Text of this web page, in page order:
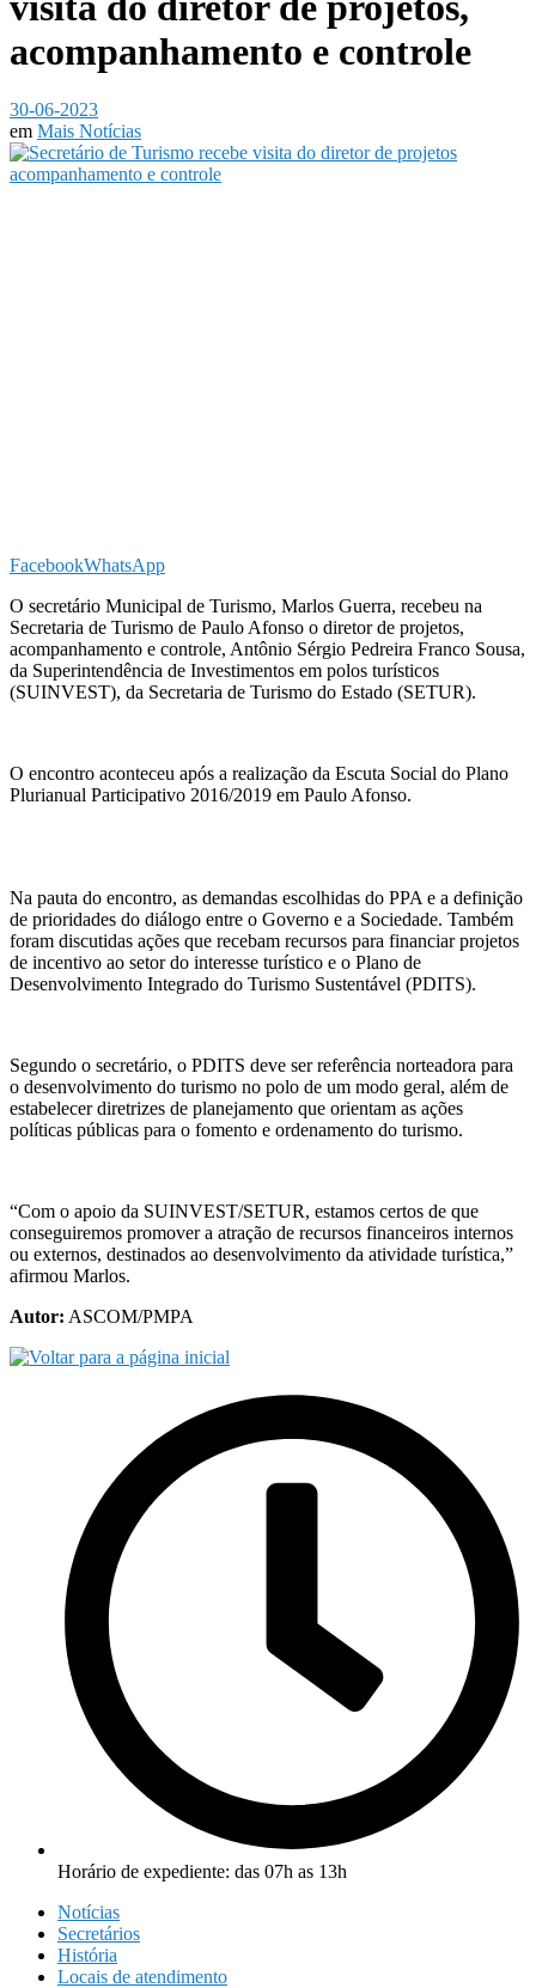
acompanhamento e controle
30-06-2023
em Mais Notícias
FacebookWhatsApp
O secretário Municipal de Turismo, Marlos Guerra, recebeu na
Secretaria de Turismo de Paulo Afonso o diretor de projetos,
acompanhamento e controle, Antônio Sérgio Pedreira Franco Sousa,
da Superintendência de Investimentos em polos turísticos
(SUINVEST), da Secretaria de Turismo do Estado (SETUR).
O encontro aconteceu após a realização da Escuta Social do Plano
Plurianual Participativo 2016/2019 em Paulo Afonso.
Na pauta do encontro, as demandas escolhidas do PPA e a definição
de prioridades do diálogo entre o Governo e a Sociedade. Também
foram discutidas ações que recebam recursos para financiar projetos
de incentivo ao setor do interesse turístico e o Plano de
Desenvolvimento Integrado do Turismo Sustentável (PDITS).
Segundo o secretário, o PDITS deve ser referência norteadora para
o desenvolvimento do turismo no polo de um modo geral, além de
estabelecer diretrizes de planejamento que orientam as ações
políticas públicas para o fomento e ordenamento do turismo.
“Com o apoio da SUINVEST/SETUR, estamos certos de que
conseguiremos promover a atração de recursos financeiros internos
ou externos, destinados ao desenvolvimento da atividade turística,”
afirmou Marlos.
Autor: ASCOM/PMPA
Horário de expediente: das 07h as 13h
Notícias
Secretários
História
Locais de atendimento